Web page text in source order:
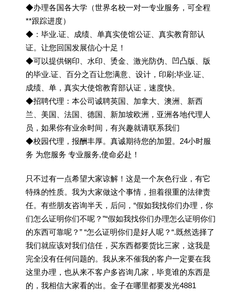
◆办理各国各大学（世界名校一对一专业服务，可全程
**跟踪进度）
◆：毕业.证、成绩、单真实使馆公证、真实教育部认
证。让您回国发展信心十足！
◆可以提供钢印、水印、烫金、激光防伪、凹凸版、版
的毕业.证、百分之百让您满意、设计，印刷;毕业.证、
成绩、单，真实大使馆教育部认证，速度快。
◆招聘代理：本公司诚聘英国、加拿大、澳洲、新西
兰、美国、法国、德国、新加坡欧洲，亚洲各地代理人
员，如果你有业余时间，有兴趣就请联系我们
◆校园代理，报酬丰厚。真诚期待您的加盟。24小时服
务 为您服务 专业服务,使命必赴！
只不过有一点希望大家谅解！这是一个灰色行业，有它
特殊的性质。我为大家做这个事情，担着很重的法律责
任。有些朋友咨询半天，后问，“假如我找你们办理，你
们怎么证明你们不呢？”“假如我找你们办理怎么证明你们
的东西可靠呢？” “怎么证明你们是好人呢？“.既然选择了
我们就应该对我们信任，买东西都要货比三家，这我是
完全没有任何问题的。我从来不催我的客户一定要在我
这里办理，也从来不客户多咨询几家，毕竟谁的东西是
的，我相信大家看的出。金子在哪里都要发光4881